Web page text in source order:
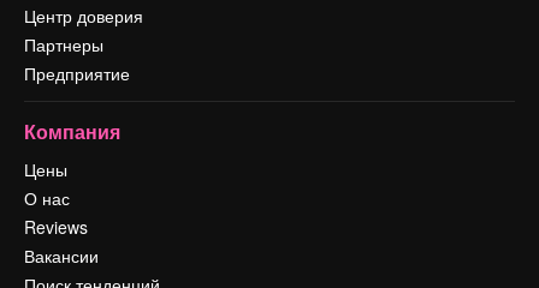
Центр доверия
Партнеры
Предприятие
Компания
Цены
О нас
Reviews
Вакансии